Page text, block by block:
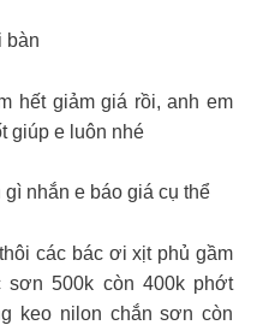
bàn
hết giảm giá rồi, anh em
giúp e luôn nhé
nhắn e báo giá cụ thể
các bác ơi xịt phủ gầm
sơn 500k còn 400k phớt
keo nilon chắn sơn còn